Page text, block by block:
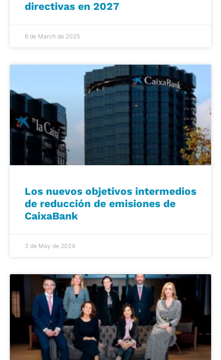
directivas en 2027
6 de March de 2025
Los nuevos objetivos intermedios
de reducción de emisiones de
CaixaBank
3 de May de 2024